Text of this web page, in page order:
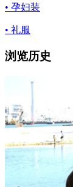
• 孕妇装
• 礼服
浏览历史